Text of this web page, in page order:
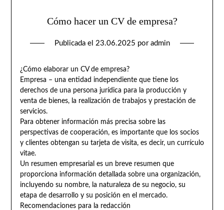
Cómo hacer un CV de empresa?
Publicada el 23.06.2025 por admin
¿Cómo elaborar un CV de empresa?
Empresa – una entidad independiente que tiene los
derechos de una persona jurídica para la producción y
venta de bienes, la realización de trabajos y prestación de
servicios.
Para obtener información más precisa sobre las
perspectivas de cooperación, es importante que los socios
y clientes obtengan su tarjeta de visita, es decir, un currículo
vitae.
Un resumen empresarial es un breve resumen que
proporciona información detallada sobre una organización,
incluyendo su nombre, la naturaleza de su negocio, su
etapa de desarrollo y su posición en el mercado.
Recomendaciones para la redacción